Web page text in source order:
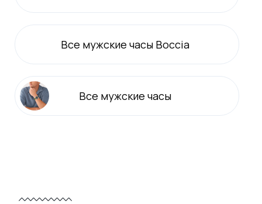
Все мужские часы Boccia
Все мужские часы